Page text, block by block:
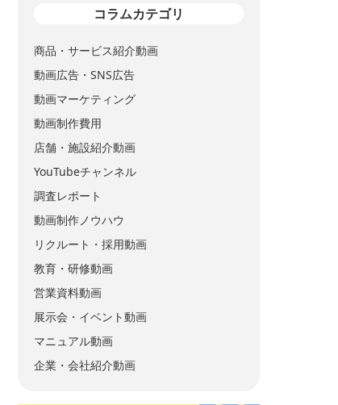
コラムカテゴリ
商品・サービス紹介動画
動画広告・SNS広告
動画マーケティング
動画制作費用
店舗・施設紹介動画
YouTubeチャンネル
調査レポート
動画制作ノウハウ
リクルート・採用動画
教育・研修動画
営業資料動画
展示会・イベント動画
マニュアル動画
企業・会社紹介動画